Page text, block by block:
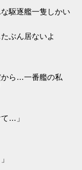
駆逐艦一隻しかい
ぶん居ないよ
から…一番艦の私
…」